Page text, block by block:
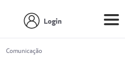
Login
Comunicação